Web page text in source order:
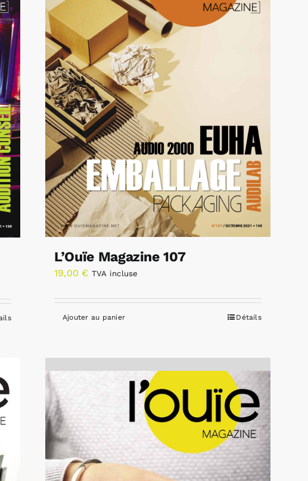
L’Ouïe Magazine 107
19,00 € TVA incluse
Ajouter au panier Détails